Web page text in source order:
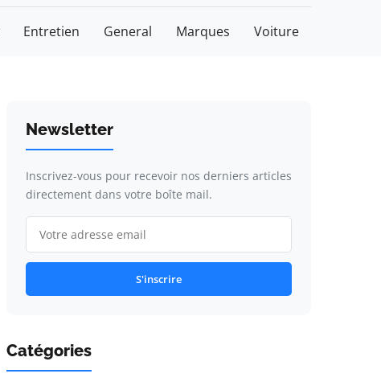
Entretien General Marques Voiture
Newsletter
Inscrivez-vous pour recevoir nos derniers articles
directement dans votre boîte mail.
S'inscrire
Catégories